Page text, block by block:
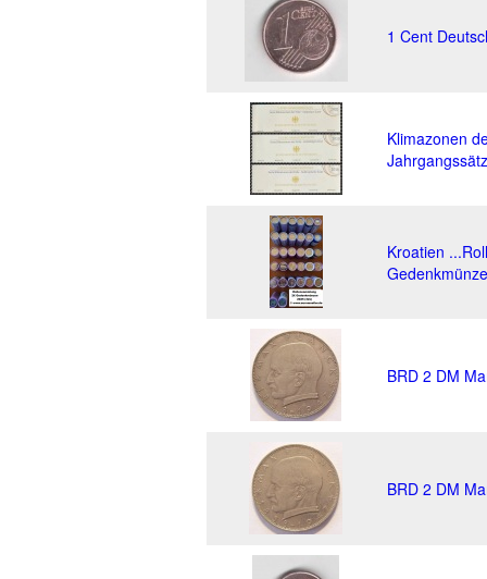
1 Cent
Klimazonen
Kroatien
BRD 2 DM
BRD 2 DM